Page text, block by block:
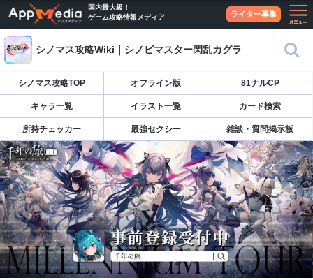
国内最大級！
ゲーム攻略情報メディア
ライター募集
シノマス攻略Wiki｜シノビマスター閃乱カグラ
シノマス攻略TOP オフライン版 81ナルCP
キャラ一覧 イラスト一覧 カード検索
所持チェッカー 最強セクシー 雑談・質問掲示板